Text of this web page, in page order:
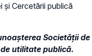
și Cercetării publică
Societății de
utilitate publică.